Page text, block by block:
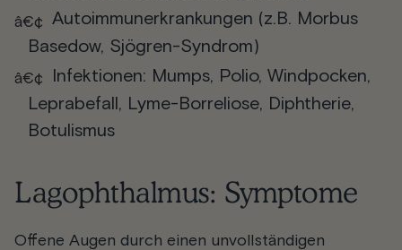
Autoimmunerkrankungen (z.B. Morbus
Basedow, Sjögren-Syndrom)
Infektionen: Mumps, Polio, Windpocken,
Leprabefall, Lyme-Borreliose, Diphtherie,
Botulismus
Lagophthalmus: Symptome
Offene Augen durch einen unvollständigen